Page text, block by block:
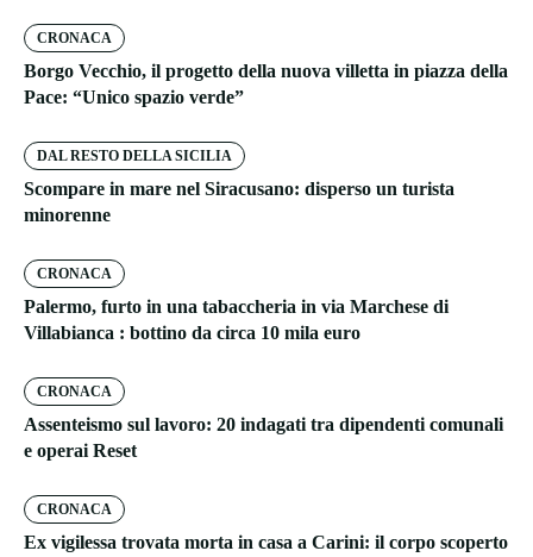
CRONACA
Borgo Vecchio, il progetto della nuova villetta in piazza della
Pace: “Unico spazio verde”
DAL RESTO DELLA SICILIA
Scompare in mare nel Siracusano: disperso un turista
minorenne
CRONACA
Palermo, furto in una tabaccheria in via Marchese di
Villabianca : bottino da circa 10 mila euro
CRONACA
Assenteismo sul lavoro: 20 indagati tra dipendenti comunali
e operai Reset
CRONACA
Ex vigilessa trovata morta in casa a Carini: il corpo scoperto